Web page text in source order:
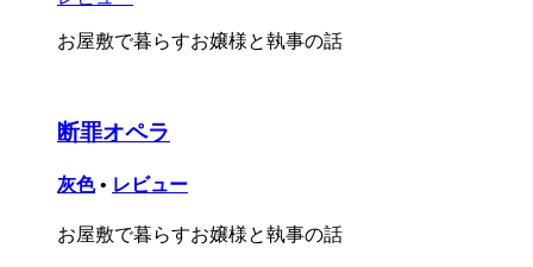
お屋敷で暮らすお嬢様と執事の話
断罪オペラ
灰色 • レビュー
お屋敷で暮らすお嬢様と執事の話